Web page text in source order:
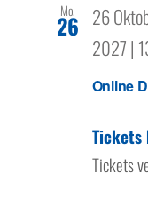
Mo.
26
Online
26
2027 |
Tickets
Tickets